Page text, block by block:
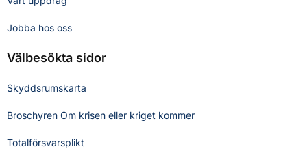
Jobba hos oss
Välbesökta sidor
Skyddsrumskarta
Broschyren Om krisen eller kriget kommer
Totalförsvarsplikt